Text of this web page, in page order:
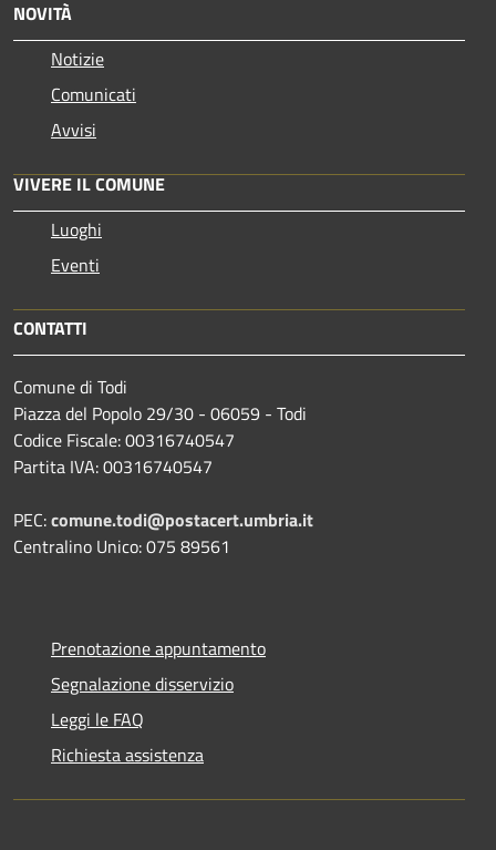
NOVITÀ
Notizie
Comunicati
Avvisi
VIVERE IL COMUNE
Luoghi
Eventi
CONTATTI
Comune di Todi
Piazza del Popolo 29/30 - 06059 - Todi
Codice Fiscale: 00316740547
Partita IVA: 00316740547
PEC:comune.todi@postacert.umbria.it
Centralino Unico: 075 89561
Prenotazione appuntamento
Segnalazione disservizio
Leggi le FAQ
Richiesta assistenza